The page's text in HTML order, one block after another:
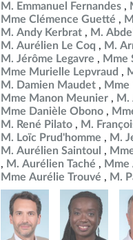
M. Emmanuel Fernandes
Mme Clémence Guetté
M. Andy Kerbrat
M.
M. Aurélien Le Coq
M.
M. Jérôme Legavre
Mme
Mme Murielle Lepvraud
M. Damien Maudet
Mme
Mme Manon Meunier
M.
Mme Danièle Obono
M. René Pilato
M.
M. Loïc Prud'homme
M.
M. Aurélien Saintoul
M. Aurélien Taché
Mme
Mme Aurélie Trouvé
M.